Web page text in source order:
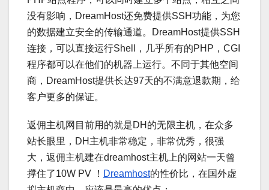
没有影响，DreamHost还免费提供SSH功能，为您
的数据建立安全的传输通道。DreamHost提供SSH
连接，可以直接运行Shell，几乎所有的PHP，CGI
程序都可以在他们的机器上运行。不同于其他空间
商，DreamHost提供长达97天的不满意退款期，给
客户更多的保证。
返佣主机网目前用的就是DH的无限主机，在众多
站长眼里，DH主机非常稳定，非常优秀，很强
大，返佣主机建在dreamhost主机上的网站一天曾
撑住了10W PV ！ Dreamhost的性价比，在国外虚